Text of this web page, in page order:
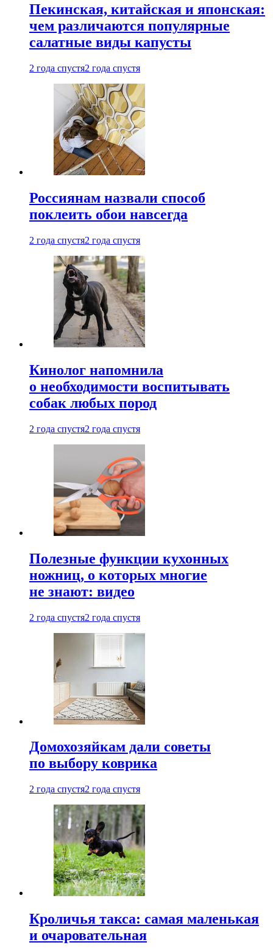
Пекинская, китайская и японская:
чем различаются популярные
салатные виды капусты
2 года спустя2 года спустя
Россиянам назвали способ
поклеить обои навсегда
2 года спустя2 года спустя
Кинолог напомнила
о необходимости воспитывать
собак любых пород
2 года спустя2 года спустя
Полезные функции кухонных
ножниц, о которых многие
не знают: видео
2 года спустя2 года спустя
Домохозяйкам дали советы
по выбору коврика
2 года спустя2 года спустя
Кроличья такса: самая маленькая
и очаровательная